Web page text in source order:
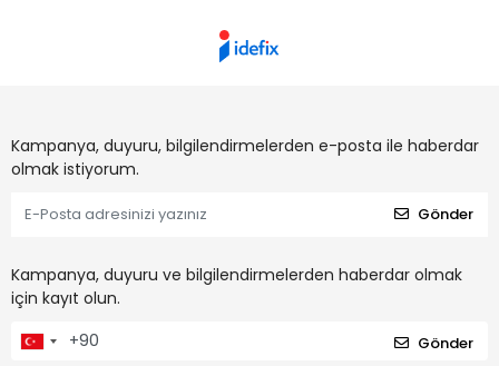
Kampanya, duyuru, bilgilendirmelerden e-posta ile haberdar
olmak istiyorum.
Gönder
Kampanya, duyuru ve bilgilendirmelerden haberdar olmak
için kayıt olun.
Gönder